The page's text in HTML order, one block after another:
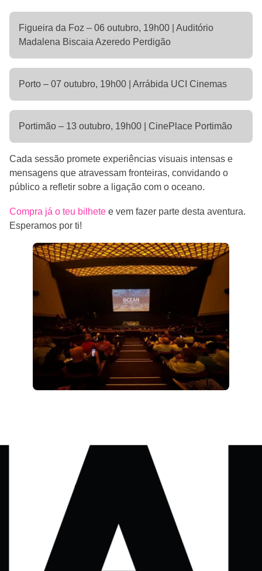
Figueira da Foz – 06 outubro, 19h00 | Auditório
Madalena Biscaia Azeredo Perdigão
Porto – 07 outubro, 19h00 | Arrábida UCI Cinemas
Portimão – 13 outubro, 19h00 | CinePlace Portimão
Cada sessão promete experiências visuais intensas e
mensagens que atravessam fronteiras, convidando o
público a refletir sobre a ligação com o oceano.
Compra já o teu bilhete e vem fazer parte desta aventura.
Esperamos por ti!